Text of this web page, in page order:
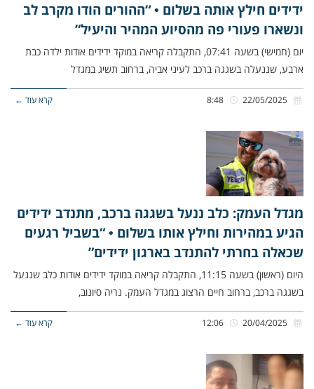
ידידים חילץ אותה בשלום • “ההורים הודו מקרב לב
ונשארו פעורי פה מהסיוע המהיר והיעיל”
יום (חמישי) בשעה 07:41, התקבלה קריאה במוקד ידידים אודות ילדה כבת
ארבע, שננעלה בשגגה ברכב לעיני אביה, ברחוב תשיג במגדל
קרא עוד ←
מגדל העמק: כלב ננעל בשגגה ברכב, מתנדב ידידים
הגיע במהירות וחילץ אותו בשלום • “בשביל רגעים
שכאלה בחרתי להתנדב בארגון ידידים”
היום (ראשון) בשעה 11:15, התקבלה קריאה במוקד ידידים אודות כלב שננעל
בשגגה ברכב, ברחוב חיים הרצוג במגדל העמק. נריה סיונוב,
קרא עוד ←